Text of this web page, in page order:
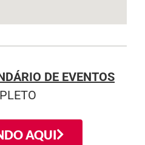
DE EVENTOS
AQUI